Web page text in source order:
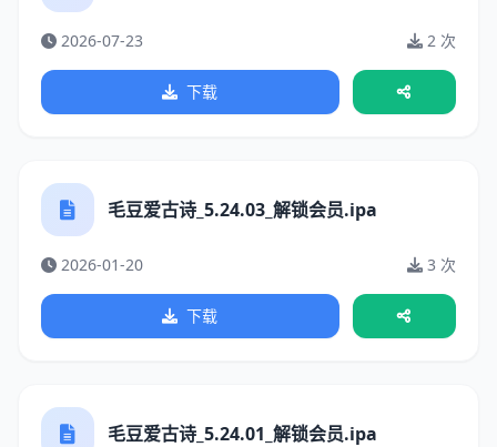
2026-07-23 2 次
下载
毛豆爱古诗_5.24.03_解锁会员.ipa
2026-01-20 3 次
下载
毛豆爱古诗_5.24.01_解锁会员.ipa